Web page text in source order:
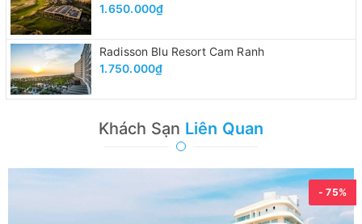
1.650.000₫
Radisson Blu Resort Cam Ranh
1.750.000₫
Khách Sạn Liên Quan
- 75%